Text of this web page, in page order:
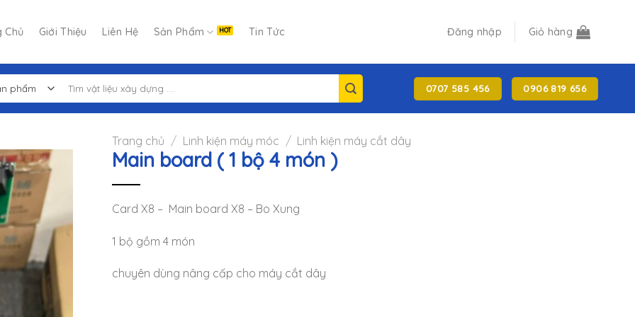
Chủ Giới Thiệu Liên Hệ Sản Phẩm Tin Tức Đăng nhập Giỏ hàng
kiếm:
0707 585 456 0906 819 656
Trang chủ / Linh kiện máy móc / Linh kiện máy cắt dây
Main board ( 1 bộ 4 món )
Card X8 – Main board X8 – Bo Xung
1 bộ gồm 4 món
chuyên dùng nâng cấp cho máy cắt dây